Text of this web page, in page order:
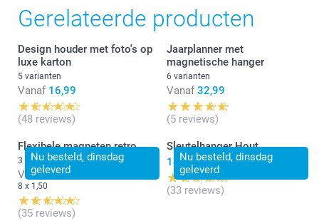
Gerelateerde producten
Design houder met foto's op
luxe karton
5 varianten
Vanaf 16,99
(48 reviews)
Jaarplanner met
magnetische hanger
6 varianten
Vanaf 32,99
(5 reviews)
Nu besteld, dinsdag
geleverd
Flexibele magneten retro
3 varianten
Vanaf 16,80
8 x 1,50
(35 reviews)
Nu besteld, dinsdag
geleverd
Sleutelhanger Hout
14,49
(33 reviews)